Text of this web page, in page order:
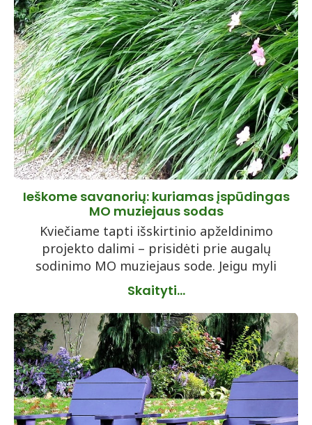
Ieškome savanorių: kuriamas įspūdingas
MO muziejaus sodas
Kviečiame tapti išskirtinio apželdinimo
projekto dalimi – prisidėti prie augalų
sodinimo MO muziejaus sode. Jeigu myli
Skaityti...